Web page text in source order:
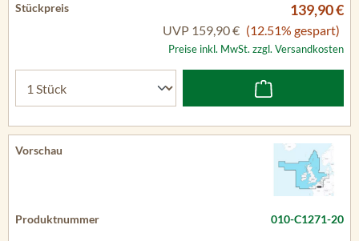
139,90 €
UVP 159,90 € (12.51% gespart)
Preise inkl. MwSt. zzgl. Versandkosten
010-C1271-20